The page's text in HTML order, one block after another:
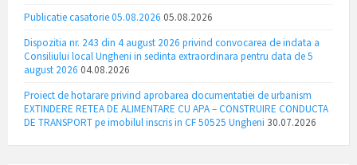
Publicatie casatorie 05.08.2026 05.08.2026
Dispozitia nr. 243 din 4 august 2026 privind convocarea de indata a
Consiliului local Ungheni in sedinta extraordinara pentru data de 5
august 2026 04.08.2026
Proiect de hotarare privind aprobarea documentatiei de urbanism
EXTINDERE RETEA DE ALIMENTARE CU APA – CONSTRUIRE CONDUCTA
DE TRANSPORT pe imobilul inscris in CF 50525 Ungheni 30.07.2026